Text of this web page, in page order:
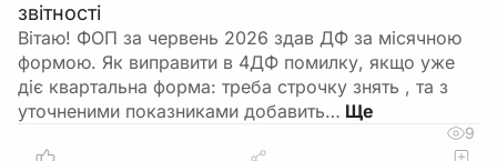
звітності
Вітаю! ФОП за червень 2026 здав ДФ за місячною
формою. Як виправити в 4ДФ помилку, якщо уже
діє квартальна форма: треба строчку знять , та з
уточненими показниками добавить…
9